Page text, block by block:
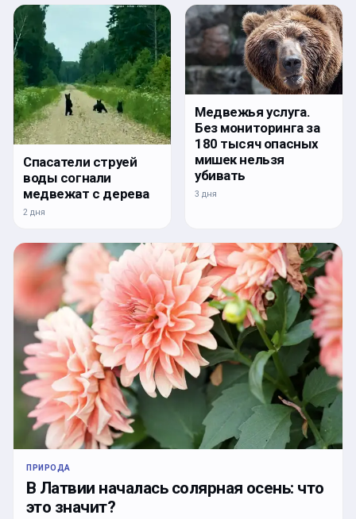
Спасатели струей
воды согнали
медвежат с дерева
2 дня
Медвежья услуга.
Без мониторинга за
180 тысяч опасных
мишек нельзя
убивать
3 дня
ПРИРОДА
В Латвии началась солярная осень: что
это значит?